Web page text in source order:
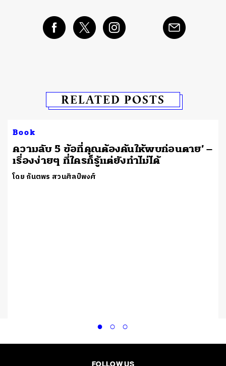
RELATED POSTS
Book
ความลับ 5 ข้อที่คุณต้องค้นให้พบก่อนตาย’ –
เรื่องง่ายๆ ที่ใครก็รู้แต่ยังทำไม่ได้
โดย กันตพร สวนศิลป์พงศ์